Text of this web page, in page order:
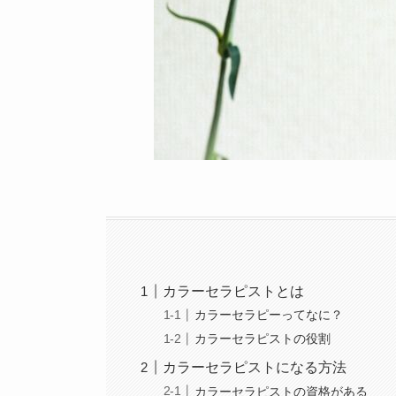
カラーセラピストとは
カラーセラピーってなに？
カラーセラピストの役割
カラーセラピストになる方法
カラーセラピストの資格がある